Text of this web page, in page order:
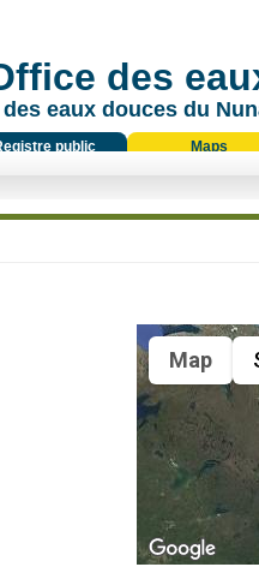
des
eaux douces du
public Maps
Map